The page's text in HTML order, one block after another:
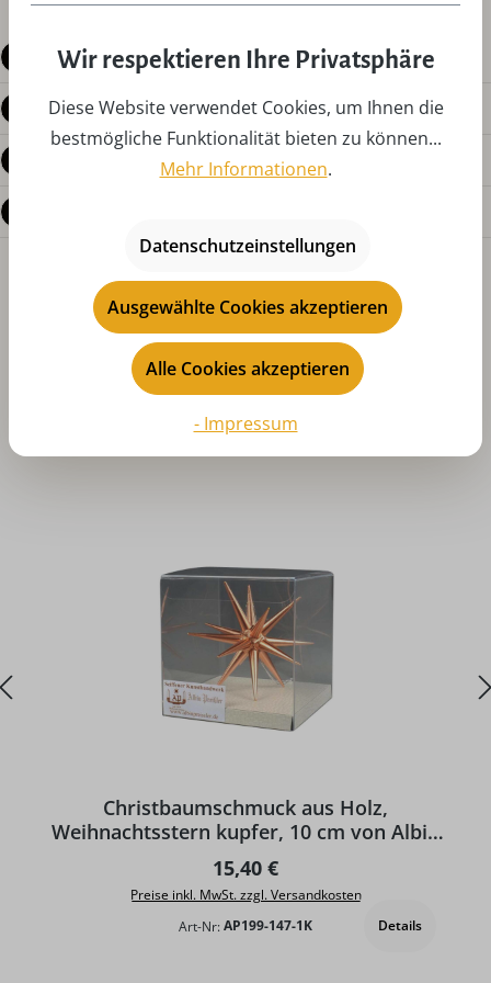
Beschreibung
Produktdetails
Bewertungen
Produktgalerie überspringen
Das könnte Ihnen auch gefallen
Christbaumschmuck aus Holz,
Weihnachtsstern kupfer, 10 cm von Albin
Preißler
Regulärer Preis:
15,40 €
Preise inkl. MwSt. zzgl. Versandkosten
Art-Nr:AP199-147-1K Details
Wir respektieren Ihre Privatsphäre
Diese Website verwendet Cookies, um Ihnen die
bestmögliche Funktionalität bieten zu können...
Mehr Informationen.
Datenschutzeinstellungen
Ausgewählte Cookies akzeptieren
Alle Cookies akzeptieren
- Impressum